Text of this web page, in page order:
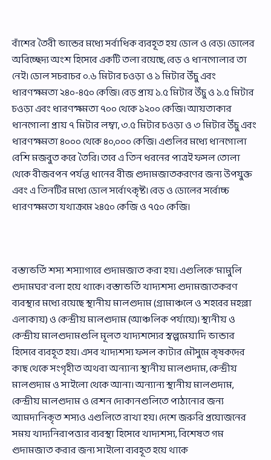
বাঁশের তৈরী ভান্ডের মধ্যে সর্বাধিক ব্যবহূত হয় ডোল ও বেড়। ডোলের
অবিচ্ছেদ্য অংশ হিসেবে একটি তলা রয়েছে, বেড় ও ধানগোলার তা
নেই। ডোল সচরাচর ০.৬ মিটার চওড়া ও ১ মিটার উঁচু এবং
ধারণক্ষমতা ২৪০-৪৫০ কেজি। বেড় প্রায় ১.৫ মিটার উঁচু ও ১.৫ মিটার
চওড়া এবং ধারণক্ষমতা ৭০০ থেকে ১২০০ কেজি। আয়তাকার
ধানগোলা প্রায় ৭ মিটার লম্বা, ৩.৫ মিটার চওড়া ও ৩ মিটার উঁচু এবং
ধারণক্ষমতা ৪০০০ থেকে ৪০,০০০ কেজি। এগুলির মধ্যে ধানগোলা
বেশি মজবুত করে তৈরি। তবে এ তিন ধরনের পাত্রই ফসল তোলা
থেকে বীজবপন পর্যন্ত ধানের বীজ গুদামজাতকরণের জন্য উপযুক্ত
এবং এ তিনটির মধ্যে ডোল সর্বোৎকৃষ্ট। বেড় ও ডোলের সর্বোচ্চ
ধারণক্ষমতা যথাক্রমে ২৪৫০ কেজি ও ৭৫০ কেজি।
বস্তাভর্তি শস্য শস্যাগারে গুদামজাত করা হয়। এগুলিকে ‘মামুলি
গুদামঘর’ বলা হয়ে থাকে। বস্তাভর্তি খাদ্যশস্য গুদামজাতকরণ
ব্যবস্থার মধ্যে রয়েছে স্থানীয় মালগুদাম (গ্রামাঞ্চলে ও শহরের মহল্লা
এলাকায়) ও কেন্দ্রীয় মালগুদাম (আঞ্চলিক পর্যায়ে)। স্থানীয় ও
কেন্দ্রীয় মালগুদামগুলি মূলত খাদ্যশস্যের স্বল্পমেয়াদি ভান্ডার
হিসেবে ব্যবহূত হয়। এসব খাদ্যশস্য ফসল কাটার মৌসুমে কৃষকদের
কাছ থেকে সংগৃহীত অথবা অন্যান্য স্থানীয় মালগুদাম, কেন্দ্রীয়
মালগুদাম ও সাইলো থেকে আনা। অন্যান্য স্থানীয় মালগুদাম,
কেন্দ্রীয় মালগুদাম ও রেশন দোকানগুলিতে পাঠানোর জন্য
আমদানিকৃত শস্যও এগুলিতে রাখা হয়। দেশে জরুরি প্রয়োজনের
সময় খাদ্যনিরাপত্তার ব্যবস্থা হিসেবে খাদ্যশস্য, বিশেষত গম
গুদামজাত করার জন্য সাইলো ব্যবহূত হয়ে থাকে